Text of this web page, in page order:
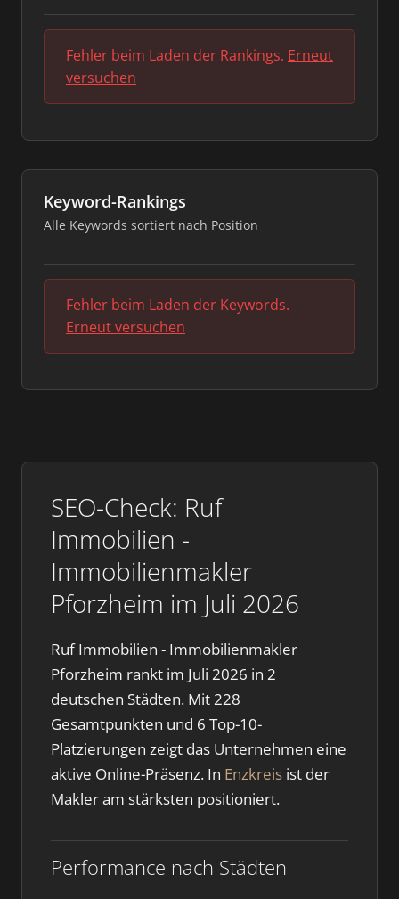
SEO-Check: Ruf
Immobilien -
Immobilienmakler
Pforzheim im Juli 2026
Ruf Immobilien - Immobilienmakler
Pforzheim rankt im Juli 2026 in 2
deutschen Städten. Mit 228
Gesamtpunkten und 6 Top-10-
Platzierungen zeigt das Unternehmen eine
aktive Online-Präsenz. In Enzkreis ist der
Makler am stärksten positioniert.
Performance nach Städten
Fehler beim Laden der Rankings. Erneut
versuchen
Keyword-Rankings
Alle Keywords sortiert nach Position
Fehler beim Laden der Keywords.
Erneut versuchen